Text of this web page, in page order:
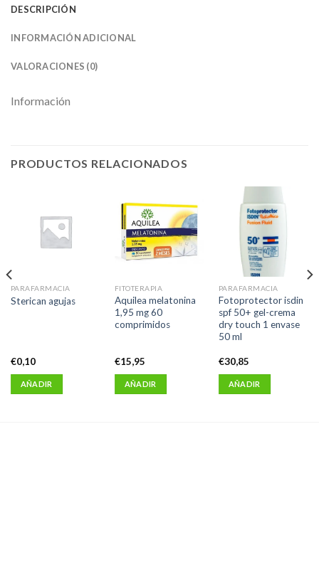
DESCRIPCIÓN
INFORMACIÓN ADICIONAL
VALORACIONES (0)
Información
PRODUCTOS RELACIONADOS
PARAFARMACIA
Sterican agujas
€0,10
AÑADIR
FITOTERAPIA
Aquilea melatonina
1,95 mg 60
comprimidos
€15,95
AÑADIR
PARAFARMACIA
Fotoprotector isdin
spf 50+ gel-crema
dry touch 1 envase
50 ml
€30,85
AÑADIR